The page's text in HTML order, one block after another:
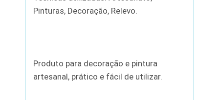
Pinturas, Decoração, Relevo.
Produto para decoração e pintura
artesanal, prático e fácil de utilizar.